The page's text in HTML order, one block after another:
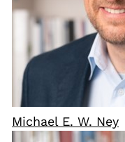
Michael E. W. Ney